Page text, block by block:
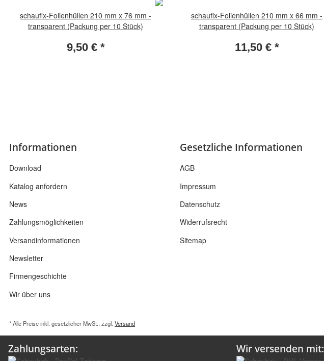
schaufix-Folienhüllen 210 mm x 76 mm -
transparent (Packung per 10 Stück)
9,50 € *
schaufix-Folienhüllen 210 mm x 66 mm -
transparent (Packung per 10 Stück)
11,50 € *
Informationen
Download
Katalog anfordern
News
Zahlungsmöglichkeiten
Versandinformationen
Newsletter
Firmengeschichte
Wir über uns
Gesetzliche Informationen
AGB
Impressum
Datenschutz
Widerrufsrecht
Sitemap
* Alle Preise inkl. gesetzlicher MwSt., zzgl. Versand
Zahlungsarten: Wir versenden mit: